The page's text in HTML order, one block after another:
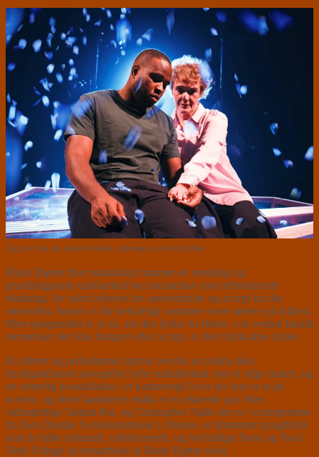
Jeg ser kun de andres blikke, dommen i deres blikke.
Marie Bjørns fine manuskript rummer en uendelig og
grundlæggende usikkerhed hos mennesket som reflekterende
skabning, for uden behovet for anerkendelse og accept fra din
omverden, kunne vi alle betydeligt nemmere være tættere på lykken.
Men spørgsmålet er jo så, om den lykke du finder, i en verden blandt
mennesker der ikke hungrer efter accept, er den fuldkomne lykke.
En feteret og prisbelønnet stjerne overfor en endnu ikke
færdiguddannet skuespiller lyder umiddelbart som et ulige match, og
en urimelig konstellation i et kammerspil hvor der kun er to på
scenen, og deres karakterer endda er et elskende par. Men
vidunderlige Tammi Øst, og Christopher Nallo der er i scenetjeneste
fra Den Danske Scenekunstskole i Odense, er tilsammen pragtfulde
som de både elskende, reflekterende, og tvivlrådige Nana og Noa i
Niels Erlings iscenesættelse af Marie Bjørns tekst.